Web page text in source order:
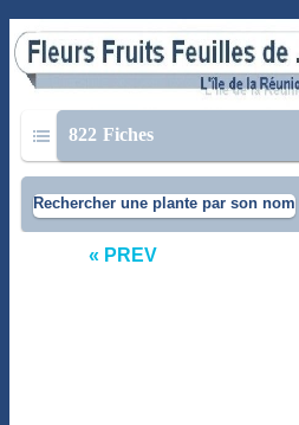
822 Fiches
Rechercher une plante par son nom
« PREV